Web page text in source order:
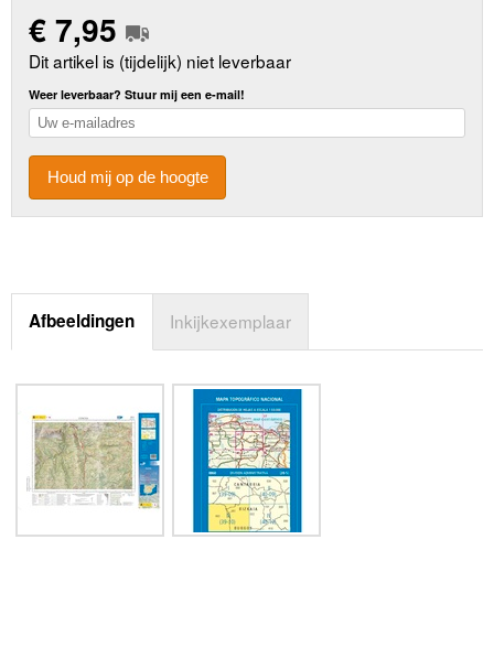
€7,95
Dit artikel is (tijdelijk) niet leverbaar
Weer leverbaar? Stuur mij een e-mail!
Houd mij op de hoogte
Afbeeldingen Inkijkexemplaar